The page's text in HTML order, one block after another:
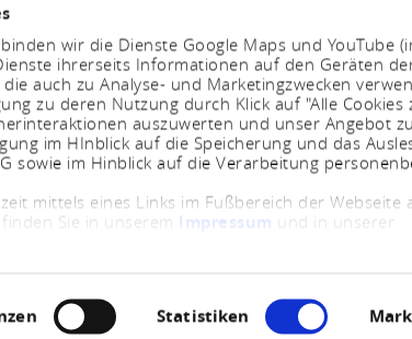
wir die Dienste Google Maps und YouTube
ihrerseits Informationen auf den Geräten
auch zu Analyse- und Marketingzwecken
zu deren Nutzung durch Klick auf "Alle Cookies
auszuwerten und unser Angebot
im HInblick auf die Speicherung und das
sowie im Hinblick auf die Verarbeitung
mittels eines Links im Fußbereich der Webseite
Sie in unserem Impressum und in unserer
Statistiken